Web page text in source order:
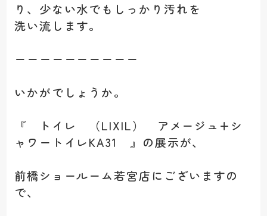
り、少ない水でもしっかり汚れを
洗い流します。
ーーーーーーーーーー
いかがでしょうか。
『 トイレ （LIXIL） アメージュ+シ
ャワートイレKA31 』の展示が、
前橋ショールーム若宮店にございますの
で、